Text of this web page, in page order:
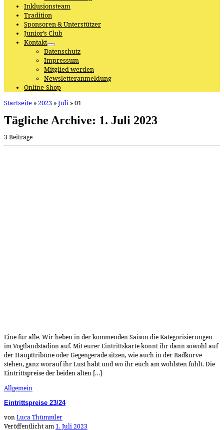
Inklusionsteam
Tradition
Sponsoren & Unterstützer
Junior’s Club
Kontakt
Datenschutz
Impressum
Mitglied werden
Newsletteranmeldung
Online-Shop
Startseite »2023 »Juli »01
Tägliche Archive: 1. Juli 2023
3 Beiträge
Eine für alle. Wir heben in der kommenden Saison die Kategorisierungen
im Vogtlandstadion auf. Mit eurer Eintrittskarte könnt ihr dann sowohl auf
der Haupttribüne oder Gegengerade sitzen, wie auch in der Badkurve
stehen, ganz worauf ihr Lust habt und wo ihr euch am wohlsten fühlt. Die
Eintrittspreise der beiden alten […]
Allgemein
Eintrittspreise 23/24
vonLuca Thümmler
Veröffentlicht am 1. Juli 2023